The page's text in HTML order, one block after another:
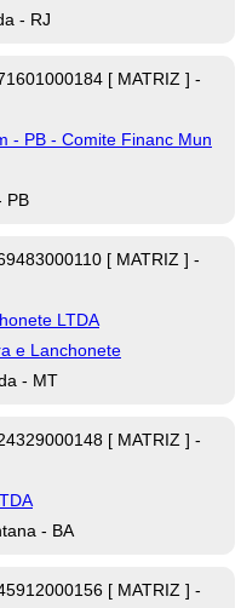
- RJ
[ MATRIZ ] -
- PB - Comite Financ Mun
PB
[ MATRIZ ] -
LTDA
e Lanchonete
- MT
[ MATRIZ ] -
- BA
[ MATRIZ ] -